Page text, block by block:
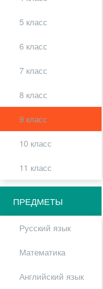
5 класс
6 класс
7 класс
8 класс
9 класс
10 класс
11 класс
ПРЕДМЕТЫ
Русский язык
Математика
Английский язык